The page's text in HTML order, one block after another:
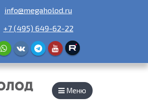
info@megaholod.ru
+7 (495) 649-62-22
Меню